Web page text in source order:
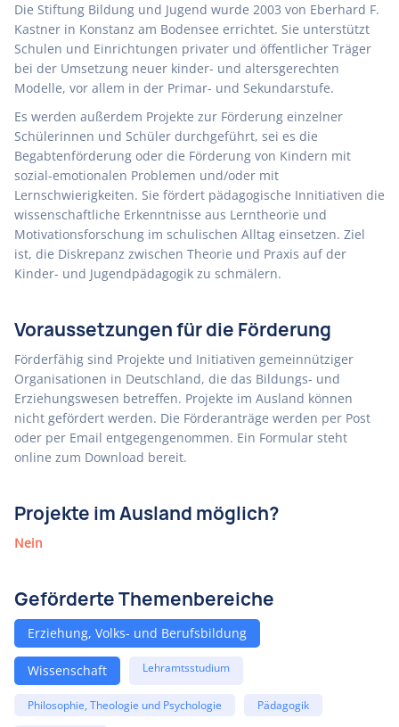
Die Stiftung Bildung und Jugend wurde 2003 von Eberhard F.
Kastner in Konstanz am Bodensee errichtet. Sie unterstützt
Schulen und Einrichtungen privater und öffentlicher Träger
bei der Umsetzung neuer kinder- und altersgerechten
Modelle, vor allem in der Primar- und Sekundarstufe.
Es werden außerdem Projekte zur Förderung einzelner
Schülerinnen und Schüler durchgeführt, sei es die
Begabtenförderung oder die Förderung von Kindern mit
sozial-emotionalen Problemen und/oder mit
Lernschwierigkeiten. Sie fördert pädagogische Innitiativen die
wissenschaftliche Erkenntnisse aus Lerntheorie und
Motivationsforschung im schulischen Alltag einsetzen. Ziel
ist, die Diskrepanz zwischen Theorie und Praxis auf der
Kinder- und Jugendpädagogik zu schmälern.
Voraussetzungen für die Förderung
Förderfähig sind Projekte und Initiativen gemeinnütziger
Organisationen in Deutschland, die das Bildungs- und
Erziehungswesen betreffen. Projekte im Ausland können
nicht gefördert werden. Die Förderanträge werden per Post
oder per Email entgegengenommen. Ein Formular steht
online zum Download bereit.
Projekte im Ausland möglich?
Nein
Geförderte Themenbereiche
Erziehung, Volks- und Berufsbildung
Wissenschaft Lehramtsstudium
Philosophie, Theologie und Psychologie Pädagogik